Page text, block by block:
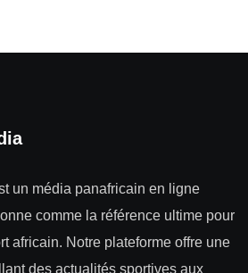
un média panafricain en ligne
comme la référence ultime pour
africain. Notre plateforme offre une
des actualités sportives aux